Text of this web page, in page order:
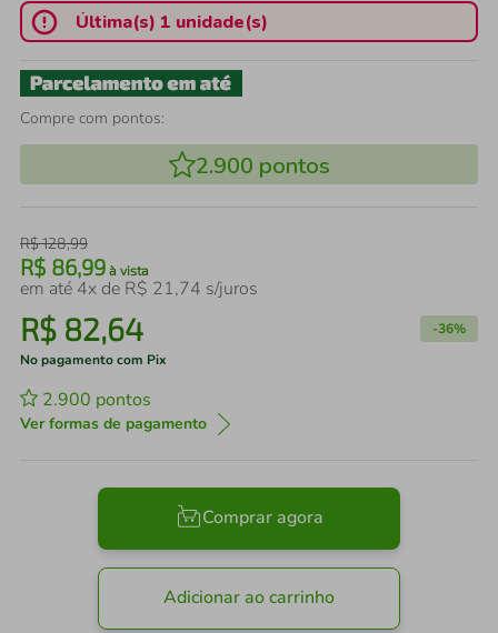
Última(s) 1 unidade(s)
Compre com pontos:
2.900 pontos
R$128,99
R$ 86,99 à vista
em até 4x de R$ 21,74 s/juros
R$ 82,64 -36%
No pagamento com Pix
2.900 pontos
Ver formas de pagamento
Comprar agora
Adicionar ao carrinho